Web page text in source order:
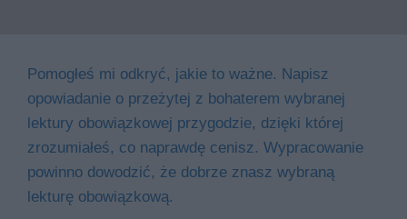
Pomogłeś mi odkryć, jakie to ważne. Napisz
opowiadanie o przeżytej z bohaterem wybranej
lektury obowiązkowej przygodzie, dzięki której
zrozumiałeś, co naprawdę cenisz. Wypracowanie
powinno dowodzić, że dobrze znasz wybraną
lekturę obowiązkową.